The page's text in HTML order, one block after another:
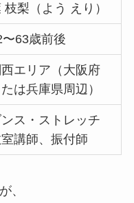
枝梨（よう えり）
〜63歳前後
西エリア（大阪府
たは兵庫県周辺）
ンス・ストレッチ
講師、振付師
、